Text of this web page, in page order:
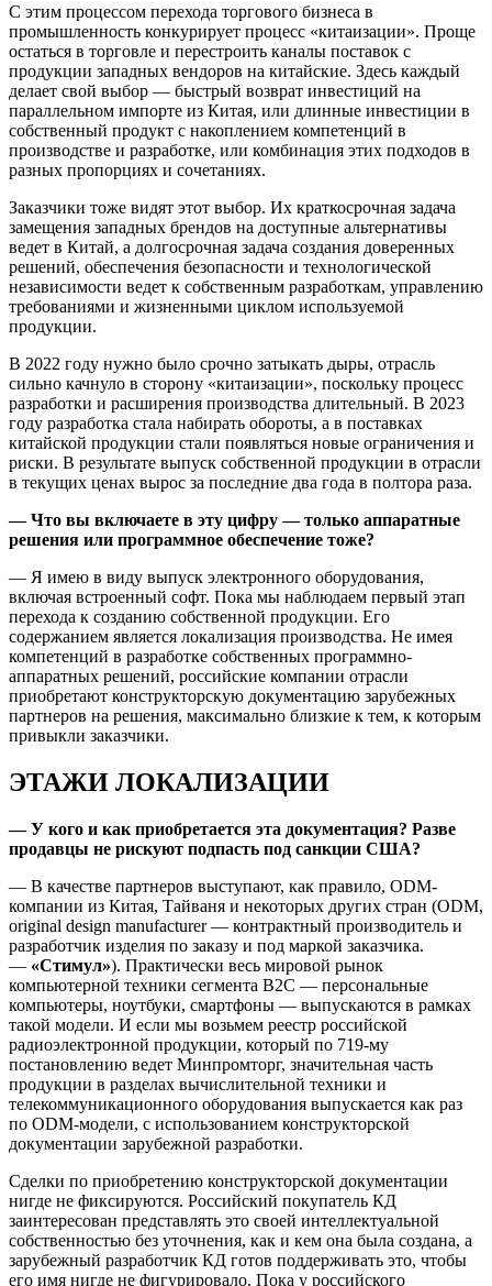
С этим процессом перехода торгового бизнеса в
промышленность конкурирует процесс «китаизации». Проще
остаться в торговле и перестроить каналы поставок с
продукции западных вендоров на китайские. Здесь каждый
делает свой выбор — быстрый возврат инвестиций на
параллельном импорте из Китая, или длинные инвестиции в
собственный продукт с накоплением компетенций в
производстве и разработке, или комбинация этих подходов в
разных пропорциях и сочетаниях.
Заказчики тоже видят этот выбор. Их краткосрочная задача
замещения западных брендов на доступные альтернативы
ведет в Китай, а долгосрочная задача создания доверенных
решений, обеспечения безопасности и технологической
независимости ведет к собственным разработкам, управлению
требованиями и жизненными циклом используемой
продукции.
В 2022 году нужно было срочно затыкать дыры, отрасль
сильно качнуло в сторону «китаизации», поскольку процесс
разработки и расширения производства длительный. В 2023
году разработка стала набирать обороты, а в поставках
китайской продукции стали появляться новые ограничения и
риски. В результате выпуск собственной продукции в отрасли
в текущих ценах вырос за последние два года в полтора раза.
— Что вы включаете в эту цифру — только аппаратные
решения или программное обеспечение тоже?
— Я имею в виду выпуск электронного оборудования,
включая встроенный софт. Пока мы наблюдаем первый этап
перехода к созданию собственной продукции. Его
содержанием является локализация производства. Не имея
компетенций в разработке собственных программно-
аппаратных решений, российские компании отрасли
приобретают конструкторскую документацию зарубежных
партнеров на решения, максимально близкие к тем, к которым
привыкли заказчики.
ЭТАЖИ ЛОКАЛИЗАЦИИ
— У кого и как приобретается эта документация? Разве
продавцы не рискуют подпасть под санкции США?
— В качестве партнеров выступают, как правило, ODM-
компании из Китая, Тайваня и некоторых других стран (ODM,
original design manufacturer — контрактный производитель и
разработчик изделия по заказу и под маркой заказчика.
— «Стимул»). Практически весь мировой рынок
компьютерной техники сегмента B2C — персональные
компьютеры, ноутбуки, смартфоны — выпускаются в рамках
такой модели. И если мы возьмем реестр российской
радиоэлектронной продукции, который по 719-му
постановлению ведет Минпромторг, значительная часть
продукции в разделах вычислительной техники и
телекоммуникационного оборудования выпускается как раз
по ODM-модели, с использованием конструкторской
документации зарубежной разработки.
Сделки по приобретению конструкторской документации
нигде не фиксируются. Российский покупатель КД
заинтересован представлять это своей интеллектуальной
собственностью без уточнения, как и кем она была создана, а
зарубежный разработчик КД готов поддерживать это, чтобы
его имя нигде не фигурировало. Пока у российского